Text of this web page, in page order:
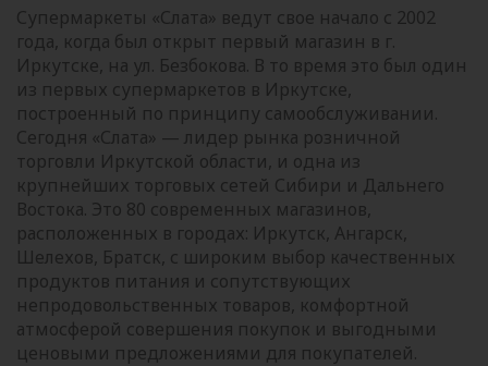
Супермаркеты «Слата» ведут свое начало с 2002
года, когда был открыт первый магазин в г.
Иркутске, на ул. Безбокова. В то время это был один
из первых супермаркетов в Иркутске,
построенный по принципу самообслуживании.
Сегодня «Слата» — лидер рынка розничной
торговли Иркутской области, и одна из
крупнейших торговых сетей Сибири и Дальнего
Востока. Это 80 современных магазинов,
расположенных в городах: Иркутск, Ангарск,
Шелехов, Братск, с широким выбор качественных
продуктов питания и сопутствующих
непродовольственных товаров, комфортной
атмосферой совершения покупок и выгодными
ценовыми предложениями для покупателей.